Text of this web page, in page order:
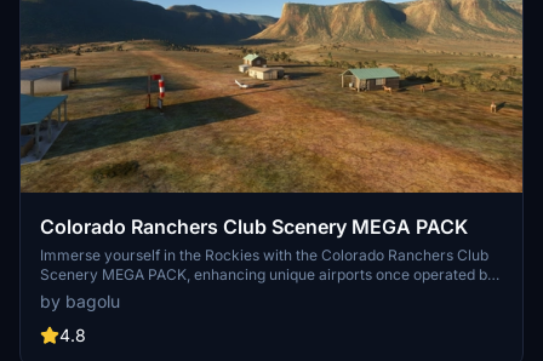
Colorado Ranchers Club Scenery MEGA PACK
Immerse yourself in the Rockies with the Colorado Ranchers Club
Scenery MEGA PACK, enhancing unique airports once operated by
the Colorado Ranchers Club from FSEconomy. Explore scenic
destinations like Redlands, Aspen, and Crested Butte, each offering
a different Ranchers Club experience. Discover a blend of luxury,
by bagolu
4.8